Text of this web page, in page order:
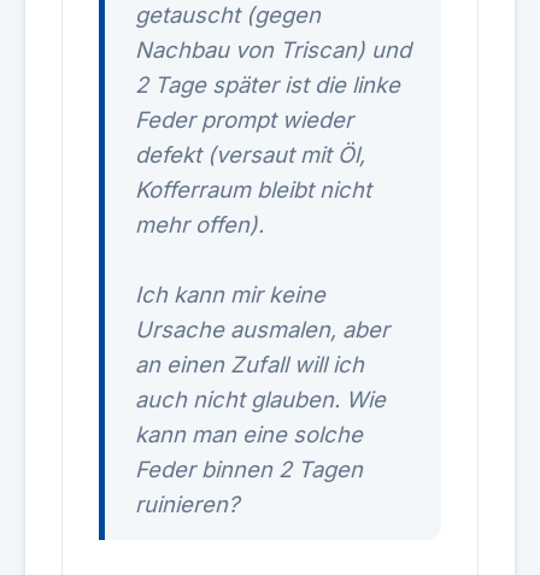
getauscht (gegen
Nachbau von Triscan) und
2 Tage später ist die linke
Feder prompt wieder
defekt (versaut mit Öl,
Kofferraum bleibt nicht
mehr offen).
Ich kann mir keine
Ursache ausmalen, aber
an einen Zufall will ich
auch nicht glauben. Wie
kann man eine solche
Feder binnen 2 Tagen
ruinieren?